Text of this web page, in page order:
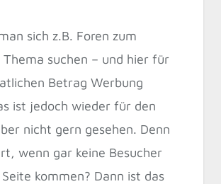
sich z.B. Foren zum
Thema suchen – und hier für
Betrag Werbung
ist jedoch wieder für den
nicht gern gesehen. Denn
wenn gar keine Besucher
kommen? Dann ist das